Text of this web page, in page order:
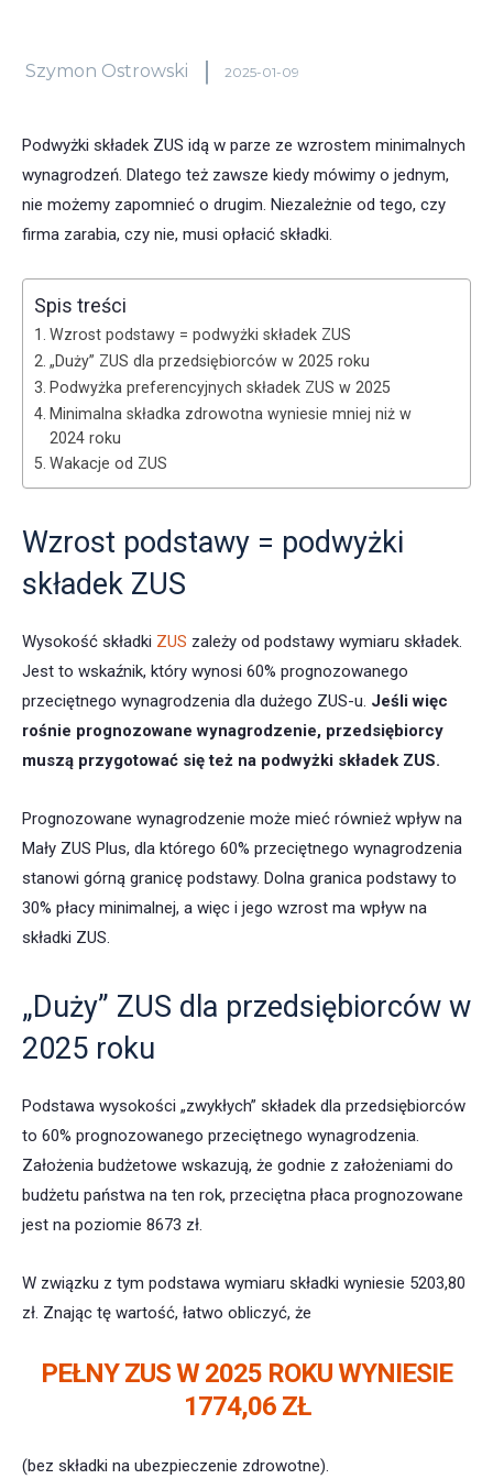
Szymon Ostrowski 2025-01-09
Podwyżki składek ZUS idą w parze ze wzrostem minimalnych
wynagrodzeń. Dlatego też zawsze kiedy mówimy o jednym,
nie możemy zapomnieć o drugim. Niezależnie od tego, czy
firma zarabia, czy nie, musi opłacić składki.
Spis treści
Wzrost podstawy = podwyżki składek ZUS
„Duży” ZUS dla przedsiębiorców w 2025 roku
Podwyżka preferencyjnych składek ZUS w 2025
Minimalna składka zdrowotna wyniesie mniej niż w
2024 roku
Wakacje od ZUS
Wzrost podstawy = podwyżki
składek ZUS
Wysokość składki ZUS zależy od podstawy wymiaru składek.
Jest to wskaźnik, który wynosi 60% prognozowanego
przeciętnego wynagrodzenia dla dużego ZUS-u. Jeśli więc
rośnie prognozowane wynagrodzenie, przedsiębiorcy
muszą przygotować się też na podwyżki składek ZUS.
Prognozowane wynagrodzenie może mieć również wpływ na
Mały ZUS Plus, dla którego 60% przeciętnego wynagrodzenia
stanowi górną granicę podstawy. Dolna granica podstawy to
30% płacy minimalnej, a więc i jego wzrost ma wpływ na
składki ZUS.
„Duży” ZUS dla przedsiębiorców w
2025 roku
Podstawa wysokości „zwykłych” składek dla przedsiębiorców
to 60% prognozowanego przeciętnego wynagrodzenia.
Założenia budżetowe wskazują, że godnie z założeniami do
budżetu państwa na ten rok, przeciętna płaca prognozowane
jest na poziomie 8673 zł.
W związku z tym podstawa wymiaru składki wyniesie 5203,80
zł. Znając tę wartość, łatwo obliczyć, że
PEŁNY ZUSW 2025 ROKU WYNIESIE
1774,06 ZŁ
(bez składki na ubezpieczenie zdrowotne).